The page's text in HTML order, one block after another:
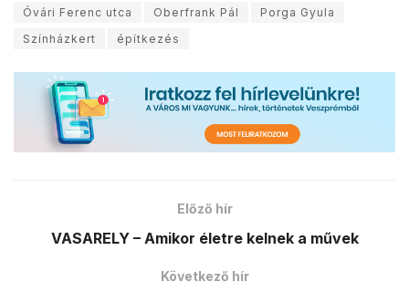
Óvári Ferenc utca
Oberfrank Pál
Porga Gyula
Színházkert
építkezés
Előző hír
VASARELY – Amikor életre kelnek a művek
Következő hír